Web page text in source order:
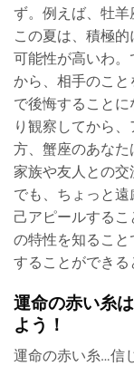
ず。例えば、牡羊
この夏は、積極
可能性が高いわ
から、相手のこ
で後悔することに
り観察してから
方、蟹座のあなた
家族や友人との交
でも、ちょっと
己アピールする
の特性を知ること
することができる
運命の赤い糸
よう！
運命の赤い糸…信